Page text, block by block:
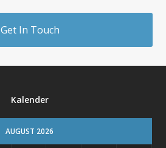
Get In Touch
Kalender
AUGUST 2026